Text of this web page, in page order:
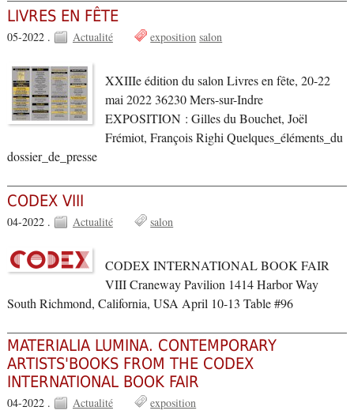
LIVRES EN FÊTE
05-2022 . Actualité exposition salon
XXIIIe édition du salon Livres en fête, 20-22
mai 2022 36230 Mers-sur-Indre
EXPOSITION : Gilles du Bouchet, Joël
Frémiot, François Righi Quelques_éléments_du
dossier_de_presse
CODEX VIII
04-2022 . Actualité salon
CODEX INTERNATIONAL BOOK FAIR
VIII Craneway Pavilion 1414 Harbor Way
South Richmond, California, USA April 10-13 Table #96
MATERIALIA LUMINA. CONTEMPORARY
ARTISTS'BOOKS FROM THE CODEX
INTERNATIONAL BOOK FAIR
04-2022 . Actualité exposition